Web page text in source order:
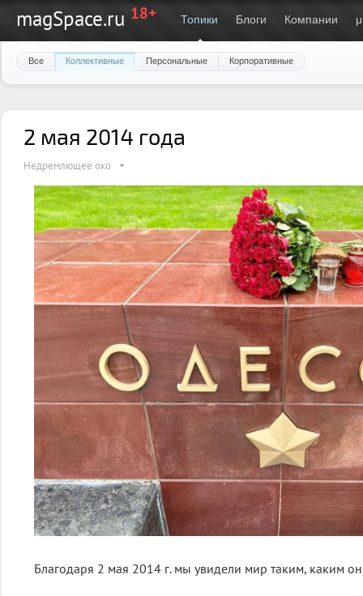
magSpace.ru 18+ Топики Блоги Компании μ
Все Коллективные Персональные Корпоративные
2 мая 2014 года
Недремлющее око
Благодаря 2 мая 2014 г. мы увидели мир таким, каким он